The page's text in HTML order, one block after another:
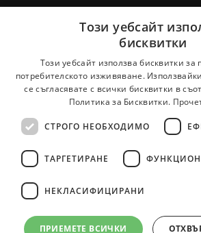
Когато получим оферта
Vihra AI
За новодошли
Всички услуги на JobTiger
Този уебсайт
бисквитки
Този уебсайт използва бисквитки за
потребителското изживяване.
се съгласявате с всички бисквитки в
Политика за Бисквитки.
СТРОГО НЕОБХОДИМО
ТАРГЕТИРАНЕ
НЕКЛАСИФИЦИРАНИ
ПРИЕМЕТЕ ВСИЧКИ